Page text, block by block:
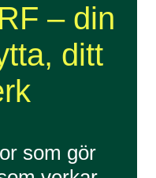
– din
ditt
som gör